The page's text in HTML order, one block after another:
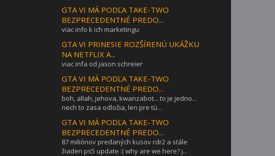
GTA VI MÁ PODĽA TAKE-TWO
BEZPRECEDENTNÉ PREDO...
viac info k ich marketingu
GTA VI PRINESIE ROZŠÍRENÚ UKÁŽKU
NA NETFLIX A...
viac infa od jason schreier
GTA VI MÁ PODĽA TAKE-TWO
BEZPRECEDENTNÉ PREDO...
boh, allah, jehova, kwanzabot... to je jedno...
nech to zasa odložia, len pre tú...
GTA VI MÁ PODĽA TAKE-TWO
BEZPRECEDENTNÉ PREDO...
87 miliónov predaných kusov rdr2 a stále
žiaden ps5 update :( why are we here? j...